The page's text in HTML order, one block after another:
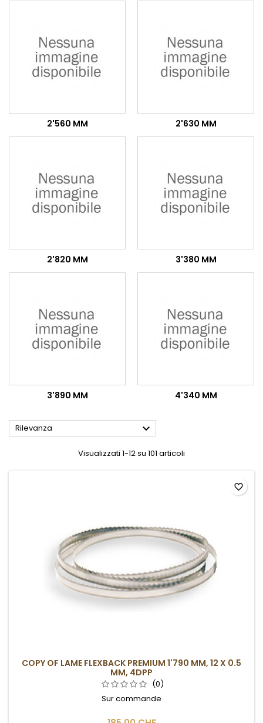
2'560 MM 2'630 MM
2'820 MM 3'380 MM
3'890 MM 4'340 MM
Rilevanza 
Visualizzati 1-12 su 101 articoli
COPY OF LAME FLEXBACK PREMIUM 1'790 MM, 12 X 0.5
MM, 4DPP
(0)
Sur commande
favorite_border